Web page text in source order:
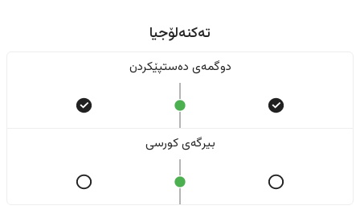
تەکنەلۆجیا
دوگمەی دەستپێکردن
بیرگەی کورسی